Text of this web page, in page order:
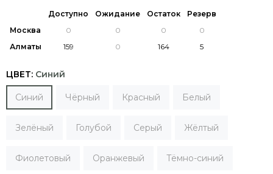
Доступно Ожидание Остаток
Резерв
Москва
Алматы
ЦВЕТ: Синий
Синий Чёрный Красный Белый
Зелёный Голубой Серый Жёлтый
Фиолетовый Оранжевый Тёмно-синий